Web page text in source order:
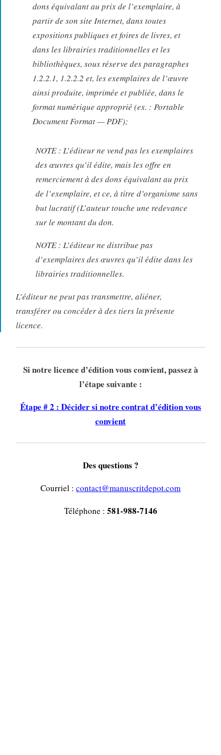
dons équivalant au prix de l’exemplaire, à
partir de son site Internet, dans toutes
expositions publiques et foires de livres, et
dans les librairies traditionnelles et les
bibliothèques, sous réserve des paragraphes
1.2.2.1, 1.2.2.2 et, les exemplaires de l’œuvre
ainsi produite, imprimée et publiée, dans le
format numérique approprié (ex. : Portable
Document Format — PDF);
NOTE : L’éditeur ne vend pas les exemplaires
des œuvres qu’il édite, mais les offre en
remerciement à des dons équivalant au prix
de l’exemplaire, et ce, à titre d’organisme sans
but lucratif (L’auteur touche une redevance
sur le montant du don.
NOTE : L’éditeur ne distribue pas
d’exemplaires des œuvres qu’il édite dans les
librairies traditionnelles.
L’éditeur ne peut pas transmettre, aliéner,
transférer ou concéder à des tiers la présente
licence.
Si notre licence d’édition vous convient, passez à
l’étape suivante :
Étape # 2 : Décider si notre contrat d’édition vous
convient
Des questions ?
Courriel : contact@manuscritdepot.com
Téléphone : 581-988-7146